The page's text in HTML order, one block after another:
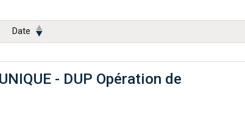
Date
- DUP Opération de